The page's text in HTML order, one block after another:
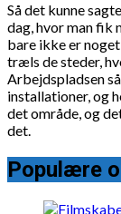
Så det kunne
dag, hvor man fik
bare ikke er
træls de steder,
Arbejdspladsen
installationer, og
det område, og
det.
Populære